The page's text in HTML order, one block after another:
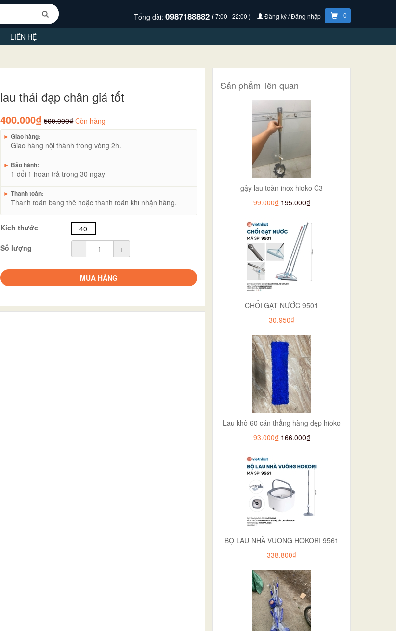
Tổng đài: 0987188882 ( 7:00 - 22:00 ) Đăng ký / Đăng nhập 0
LIÊN HỆ
lau thái đạp chân giá tốt
400.000₫ 500.000₫ Còn hàng
► Giao hàng:
Giao hàng nội thành trong vòng 2h.
► Bảo hành:
1 đổi 1 hoàn trả trong 30 ngày
► Thanh toán:
Thanh toán bằng thẻ hoặc thanh toán khi nhận hàng.
Kích thước
40
Số lượng
- +
MUA HÀNG
Sản phẩm liên quan
gậy lau toàn inox hioko C3
99.000₫ 195.000₫
CHỔI GẠT NƯỚC 9501
30.950₫
Lau khô 60 cán thẳng hàng đẹp hioko
93.000₫ 166.000₫
BỘ LAU NHÀ VUÔNG HOKORI 9561
338.800₫